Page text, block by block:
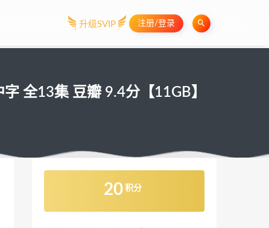
升级SVIP 注册/登录
全13集 豆瓣 9.4分【11GB】
20 积分